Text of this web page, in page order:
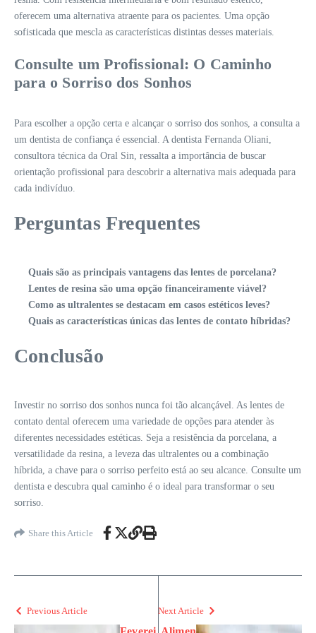
oferecem uma alternativa atraente para os pacientes. Uma opção
sofisticada que mescla as características distintas desses materiais.
Consulte um Profissional: O Caminho
para o Sorriso dos Sonhos
Para escolher a opção certa e alcançar o sorriso dos sonhos, a consulta a
um dentista de confiança é essencial. A dentista Fernanda Oliani,
consultora técnica da Oral Sin, ressalta a importância de buscar
orientação profissional para descobrir a alternativa mais adequada para
cada indivíduo.
Perguntas Frequentes
Quais são as principais vantagens das lentes de porcelana?
Lentes de resina são uma opção financeiramente viável?
Como as ultralentes se destacam em casos estéticos leves?
Quais as características únicas das lentes de contato híbridas?
Conclusão
Investir no sorriso dos sonhos nunca foi tão alcançável. As lentes de
contato dental oferecem uma variedade de opções para atender às
diferentes necessidades estéticas. Seja a resistência da porcelana, a
versatilidade da resina, a leveza das ultralentes ou a combinação
híbrida, a chave para o sorriso perfeito está ao seu alcance. Consulte um
dentista e descubra qual caminho é o ideal para transformar o seu
sorriso.
Share this Article
Previous Article Next Article